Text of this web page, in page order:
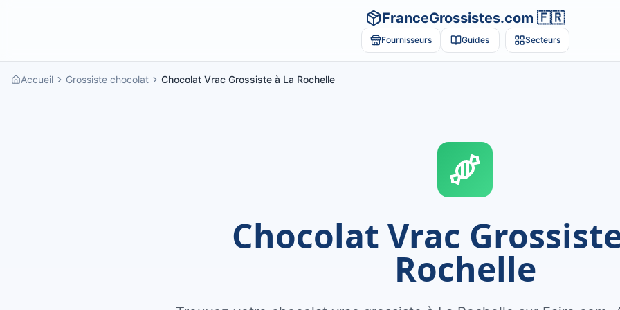
FranceGrossistes.com 🇫🇷
Fournisseurs Guides Secteurs
Accueil Grossiste chocolat Chocolat Vrac Grossiste à La Rochelle
Chocolat Vrac
Rochelle